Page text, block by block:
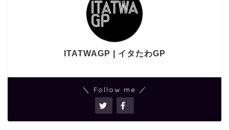
ITATWAGP | イタたわGP
＼ Follow me ／